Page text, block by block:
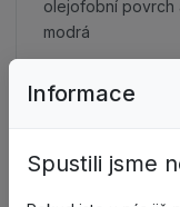
olejofobní povrch
modrá
Doplňková
g/m2, olejofobní
Informace
Spustili jsme